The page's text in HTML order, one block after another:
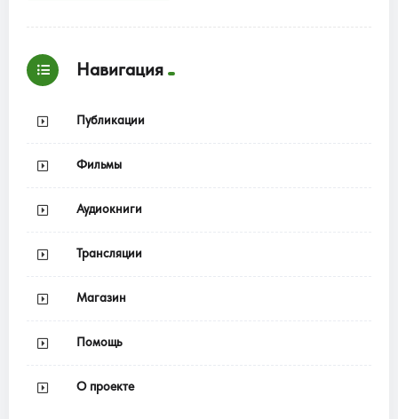
Навигация
Публикации
Фильмы
Аудиокниги
Трансляции
Магазин
Помощь
О проекте